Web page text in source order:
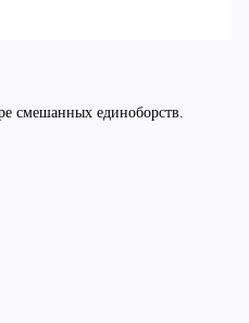
смешанных единоборств.